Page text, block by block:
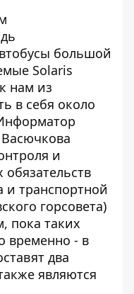
большой
Solaris
нам из
в себя около
и
и транспортной
горсовета)
пока таких
временно - в
два
являются